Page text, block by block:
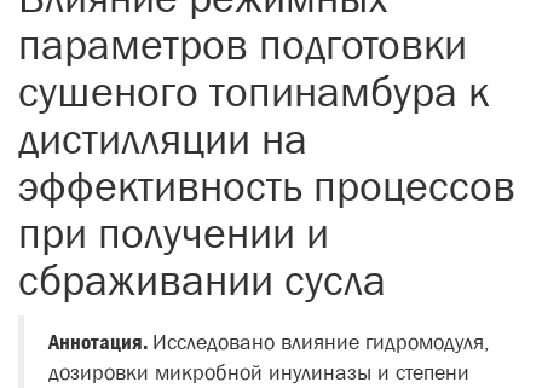
параметров подготовки
сушеного топинамбура к
дистилляции на
эффективность процессов
при получении и
сбраживании сусла
Аннотация. Исследовано влияние гидромодуля,
дозировки микробной инулиназы и степени